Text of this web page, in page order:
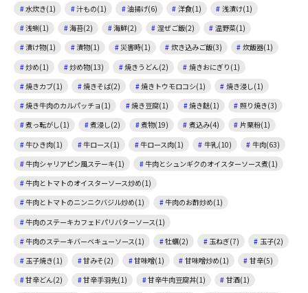
水炊き(1) 汁もの(1) 油揚げ(6) 洋食(1)
浅漬け(1)
浅蜊(1)
海苔(2) 海鮮(2) 混ぜご飯(2)
温野菜(1)
漬け物(1)
漬物(1) 災害時(1) 炊き込みご飯(3)
炊飯器(1)
炒め(1)
炒め物(13) 焼きうどん(2)
焼きおにぎり(1)
焼きカブ(1)
焼きそば(2) 焼きトウモロコシ(1)
焼き浸し(1)
焼き牛肉のカルパッチョ(1)
焼き豆腐(1) 焼き麩(1)
照り焼き(3)
煮っ転がし(1)
煮浸し(2) 煮物(19) 煮込み(4)
片栗粉(1)
牛ひき肉(1)
牛ロース(1) 牛ロース肉(1) 牛乳(10)
牛肉(63)
牛肉シャリアピン風ステーキ(1)
牛肉とシュンギクのオイスターソース煮(1)
牛肉とトマトのオイスターソース炒め(1)
牛肉とトマトのニンニクバジル炒め(1)
牛肉のお酢炒め(1)
牛肉のステーキカフェドパリバターソース(1)
牛肉のステーキバーベキューソース(1)
牡蠣(2) 玉ねぎ(7)
玉子(2)
玉子焼き(1)
甘みそ(2) 甘味噌(1) 甘味噌炒め(1)
甘辛(5)
甘辛どん(2)
甘辛手羽先(1) 甘辛牛肉豆腐丼(1)
甘酒(1)